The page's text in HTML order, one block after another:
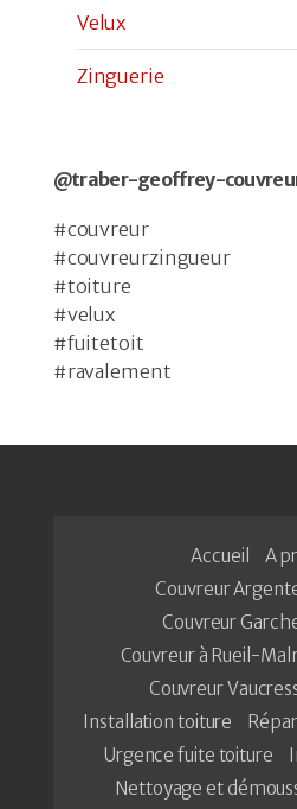
Velux
Zinguerie
@traber-geoffrey-
#couvreur
#couvreurzingueur
#toiture
#velux
#fuitetoit
#ravalement
Accueil
A
Couvreur
Couvreur
Couvreur à Rueil-
Couvreur
Installation toiture
Urgence fuite toiture
Nettoyage et